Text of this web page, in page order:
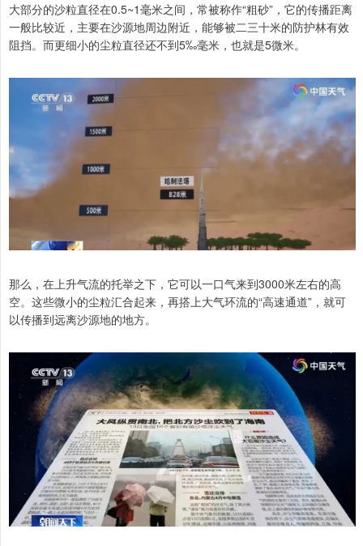
大部分的沙粒直径在0.5~1毫米之间，常被称作“粗砂”，它的传播距离
一般比较近，主要在沙源地周边附近，能够被二三十米的防护林有效
阻挡。而更细小的尘粒直径还不到5‰毫米，也就是5微米。
那么，在上升气流的托举之下，它可以一口气来到3000米左右的高
空。这些微小的尘粒汇合起来，再搭上大气环流的“高速通道”，就可
以传播到远离沙源地的地方。